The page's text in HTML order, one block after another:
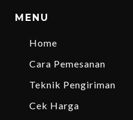
MENU
Home
Cara Pemesanan
Teknik Pengiriman
Cek Harga